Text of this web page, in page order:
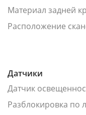
Материал задней
Расположение
Датчики
Датчик
Разблокировка по